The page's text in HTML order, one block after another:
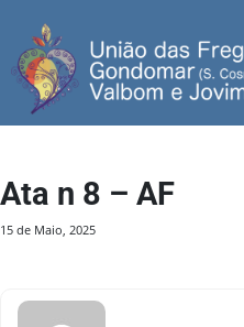
Ata n 8 – AF
15 de Maio, 2025